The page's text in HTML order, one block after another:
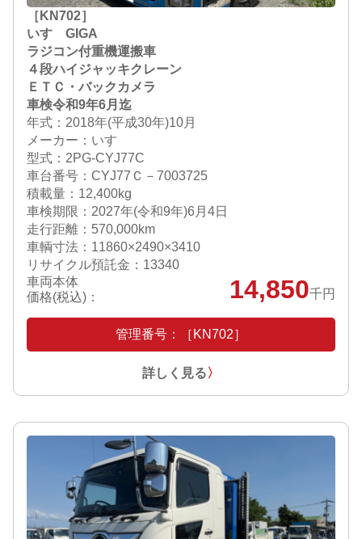
［KN702］
いすゞGIGA
ラジコン付重機運搬車
４段ハイジャッキクレーン
ＥＴＣ・バックカメラ
車検令和9年6月迄
年式：2018年(平成30年)10月
メーカー：いすゞ
型式：2PG-CYJ77C
車台番号：CYJ77Ｃ－7003725
積載量：12,400kg
車検期限： 2027年(令和9年)6月4日
走行距離：570,000km
車輌寸法：11860×2490×3410
リサイクル預託金：13340
車両本体
価格(税込)：
14,850千円
管理番号：［KN702］
詳しく見る〉